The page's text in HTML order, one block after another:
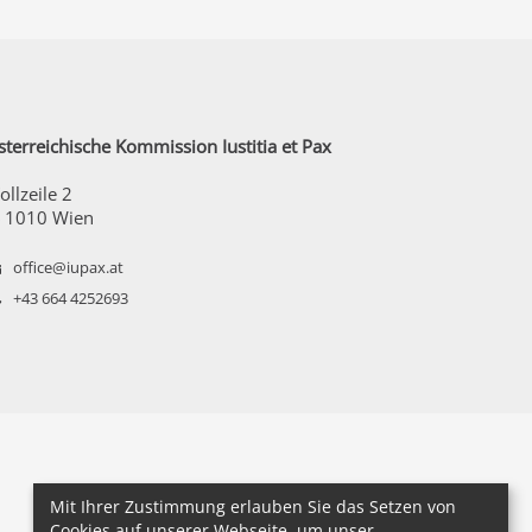
Kommission Iustitia et Pax
2
1010 Wien
office@iupax.at
+43 664 4252693
Mit Ihrer Zustimmung erlauben Sie das Setzen von